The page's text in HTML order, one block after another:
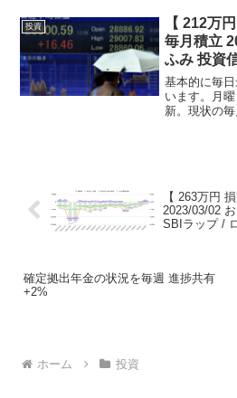
更新する事
4/19までの...
投資
【 212万
毎月積立
ふみ 投資
ット投資
念 傍観維
基本的に毎
います。月
新。現状の
【 263万円
2023/03/02
SBIラップ /
確定拠出年金の状況を毎週 進捗共有
+2%
ホーム 投資